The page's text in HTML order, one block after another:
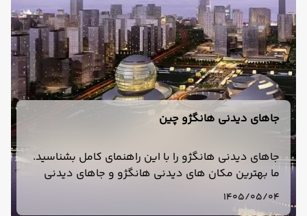
جاهای دیدنی هانگژو چین
جاهای دیدنی هانگژو را با این راهنمای کامل بشناسید.
ما بهترین مکان های دیدنی هانگژو و جاهای دیدنی
اطراف دریاچه وست هانگژو را برای سفری رویایی
معرفی کرده‌ایم.
1405/05/04